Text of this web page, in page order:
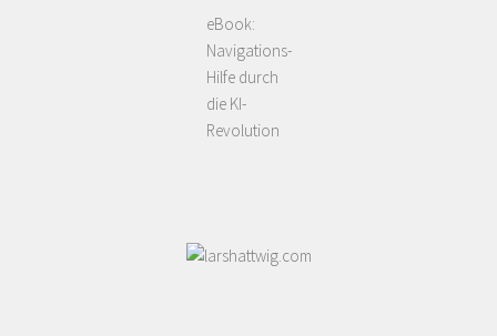
eBook:
Navigations-
Hilfe durch
die KI-
Revolution